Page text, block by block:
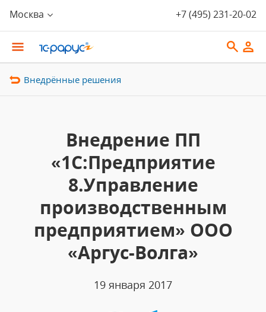
Москва +7 (495) 231-20-02
Внедрённые решения
Внедрение ПП
«1С:Предприятие
8.Управление
производственным
предприятием» ООО
«Аргус-Волга»
19 января 2017